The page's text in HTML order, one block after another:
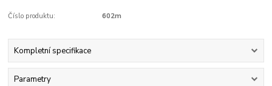
Číslo produktu: 602m
Kompletní specifikace
Parametry